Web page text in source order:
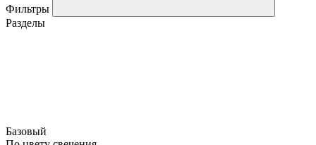
Фильтры
Разделы
Базовый